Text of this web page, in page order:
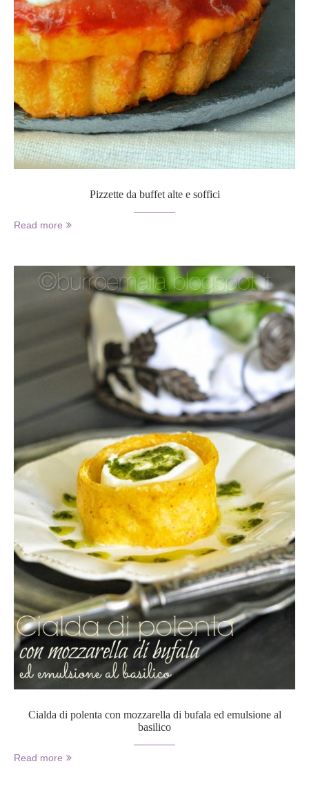
Pizzette da buffet alte e soffici
Read more
Cialda di polenta con mozzarella di bufala ed emulsione al
basilico
Read more